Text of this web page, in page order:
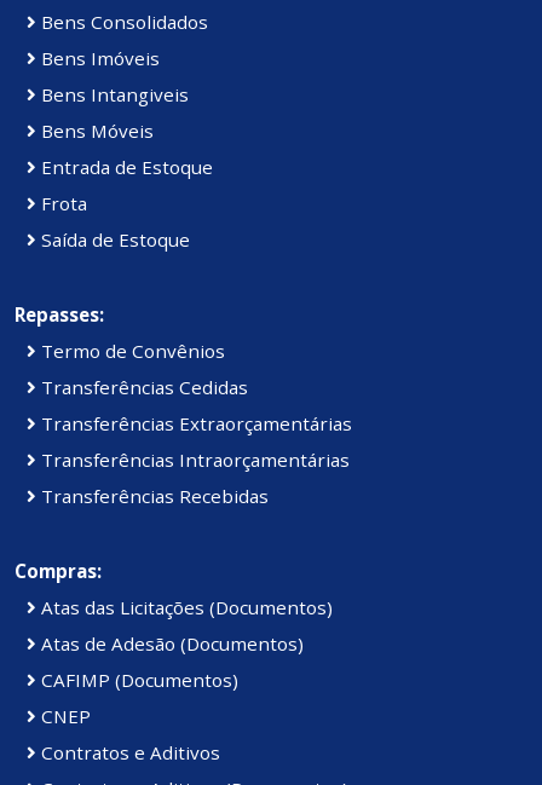
Bens Consolidados
Bens Imóveis
Bens Intangiveis
Bens Móveis
Entrada de Estoque
Frota
Saída de Estoque
Repasses:
Termo de Convênios
Transferências Cedidas
Transferências Extraorçamentárias
Transferências Intraorçamentárias
Transferências Recebidas
Compras:
Atas das Licitações (Documentos)
Atas de Adesão (Documentos)
CAFIMP (Documentos)
CNEP
Contratos e Aditivos